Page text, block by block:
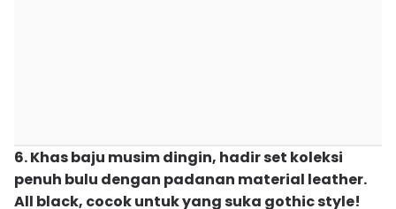
6. Khas baju musim dingin, hadir set koleksi
penuh bulu dengan padanan material leather.
All black, cocok untuk yang suka gothic style!